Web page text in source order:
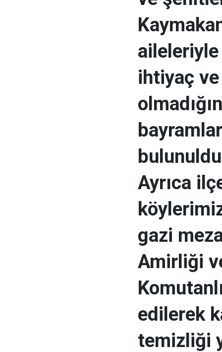
ihtiyaç
Ayrıca
gazi
Amirliği
edilerek
temizliği